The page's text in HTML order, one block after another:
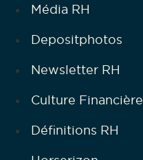
Média RH
Depositphotos
Newsletter RH
Culture Financière
Définitions RH